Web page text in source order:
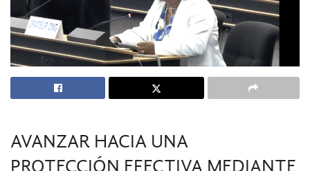
AVANZAR HACIA UNA
PROTECCIÓN EFECTIVA MEDIANTE